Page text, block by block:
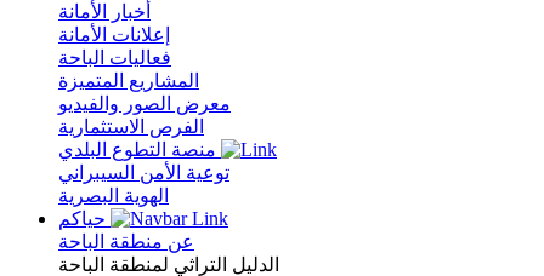
أخبار الأمانة
إعلانات الأمانة
فعاليات الباحة
المشاريع المتميزة
معرض الصور والفيديو
الفرص الاستثمارية
منصة التطوع البلدي
توعية الأمن السيبراني
الهوية البصرية
عن منطقة الباحة
الدليل التراثي لمنطقة الباحة